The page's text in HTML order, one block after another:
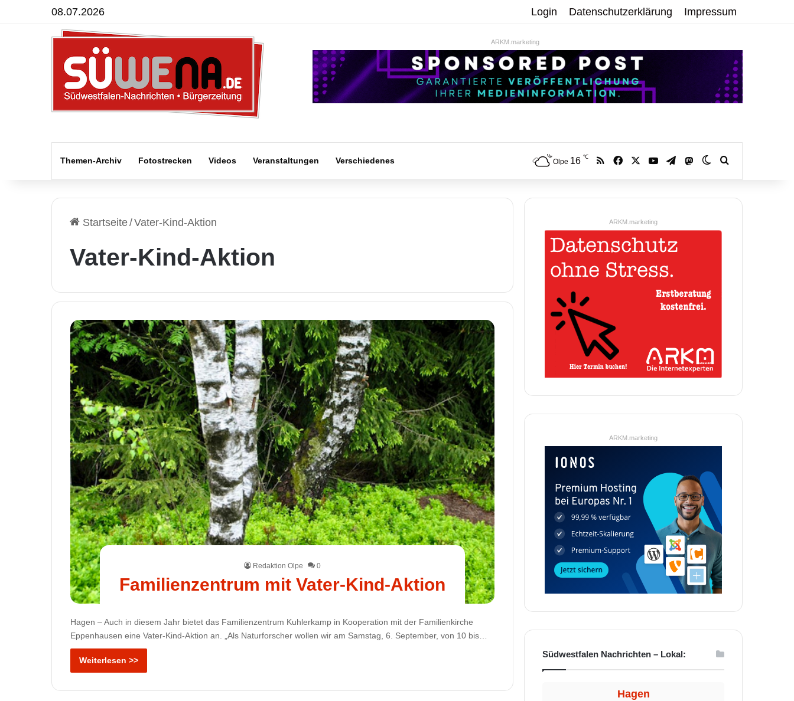
08.07.2026 Login Datenschutzerklärung Impressum
ARKM.marketing
Themen-Archiv Fotostrecken Videos Veranstaltungen Verschiedenes Olpe 16 ℃ RSS Facebook YouTubeTelegramMastodonSkin umschalten
Startseite/Vater-Kind-Aktion
Vater-Kind-Aktion
Redaktion Olpe 0
Familienzentrum mit Vater-Kind-Aktion
Hagen – Auch in diesem Jahr bietet das Familienzentrum Kuhlerkamp in Kooperation mit der Familienkirche
Eppenhausen eine Vater-Kind-Aktion an. „Als Naturforscher wollen wir am Samstag, 6. September, von 10 bis…
Weiterlesen >>
ARKM.marketing
ARKM.marketing
Südwestfalen Nachrichten – Lokal:
Hagen